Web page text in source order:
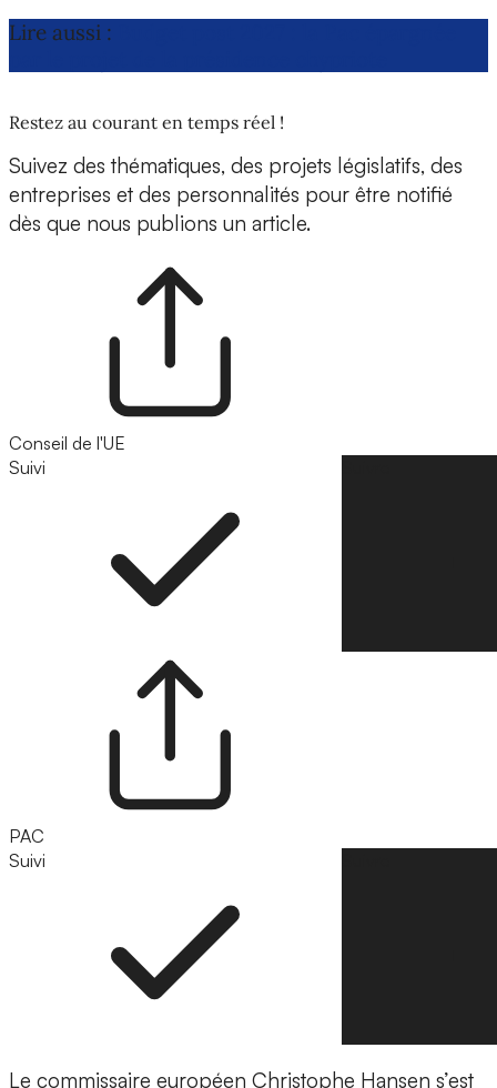
Lire aussi :
Restez au courant en temps réel !
Suivez des thématiques, des projets législatifs, des
entreprises et des personnalités pour être notifié
dès que nous publions un article.
Conseil de l'UE
Suivi
PAC
Suivi
Le commissaire européen Christophe Hansen s’est